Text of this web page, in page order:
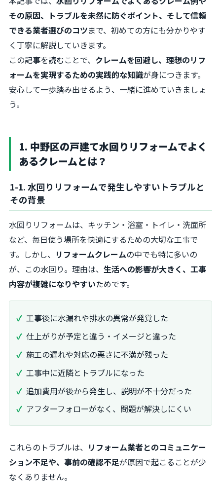
その原因、トラブルを未然に防ぐポイント、そして信頼
できる業者選びのコツまで、初めての方にも分かりやす
く丁寧に解説していきます。
この記事を読むことで、 クレームを回避し、理想のリフ
ォームを実現するための実践的な知識が身につきます。
安心して一歩踏み出せるよう、一緒に進めていきましょ
う。
1. 中野区の戸建て水回りリフォームでよく
あるクレームとは？
1-1. 水回りリフォームで発生しやすいトラブルと
その背景
水回りリフォームは、キッチン・浴室・トイレ・洗面所
など、毎日使う場所を快適にするための大切な工事で
す。しかし、 リフォームクレームの中でも特に多いの
が、この水回り。理由は、 生活への影響が大きく、工事
内容が複雑になりやすいためです。
工事後に水漏れや排水の異常が発覚した
仕上がりが予定と違う・イメージと違った
施工の遅れや対応の悪さに不満が残った
工事中に近隣とトラブルになった
追加費用が後から発生し、説明が不十分だった
アフターフォローがなく、問題が解決しにくい
これらのトラブルは、 リフォーム業者とのコミュニケー
ション不足や、事前の確認不足が原因で起こることが少
なくありません。